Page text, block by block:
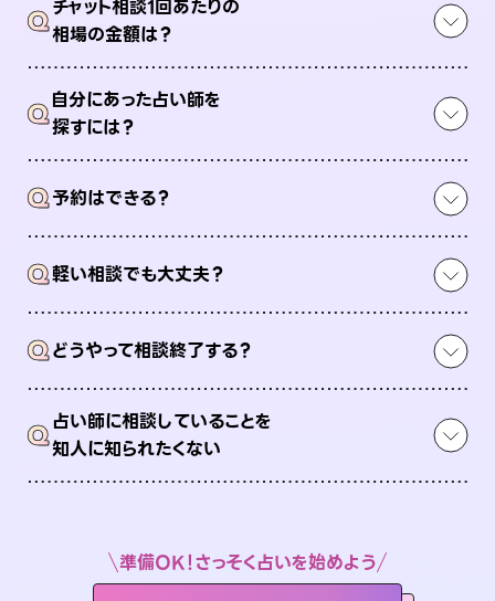
Qチャット相談1回あたりの
相場の金額は？
Q自分にあった占い師を
探すには？
Q予約はできる？
Q軽い相談でも大丈夫？
Qどうやって相談終了する？
Q占い師に相談していることを
知人に知られたくない
準備OK！さっそく占いを始めよう